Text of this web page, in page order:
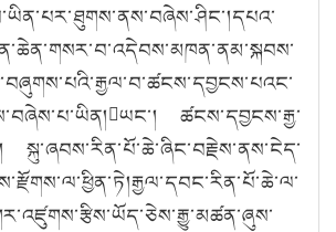
ཚངས་དབྱངས་རྒྱ་
སྐུ་ཞབས་རིན་པོ་ཆེ་ཞིང་བརྗེས་ནས་ངེད་